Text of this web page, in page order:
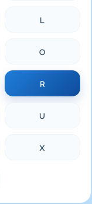
L
O
R
U
X